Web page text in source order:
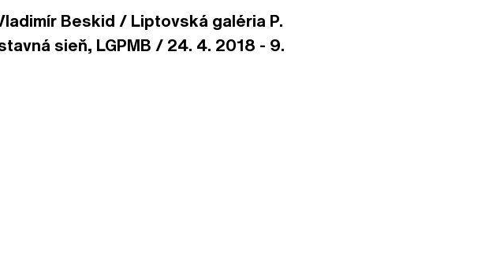
Beskid / Liptovská galéria P.
sieň, LGPMB / 24. 4. 2018 - 9.